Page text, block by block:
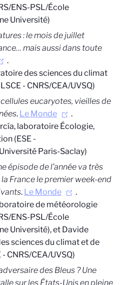
ENS-PSL/École
Université)
: le mois de juillet
mais aussi dans toute
.
des sciences du climat
- CNRS/CEA/UVSQ)
eucaryotes, vieilles de
. Le Monde
.
laboratoire Écologie,
(ESE -
Paris-Saclay)
épisode de l’année va très
France le premier week-end
. Le Monde
.
de météorologie
ENS-PSL/École
Université), et Davide
sciences du climat et de
CNRS/CEA/UVSQ)
des Bleus ? Une
sur les États-Unis en pleine